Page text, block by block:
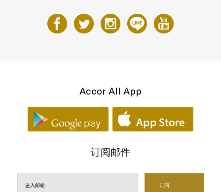
Accor All App
订阅邮件